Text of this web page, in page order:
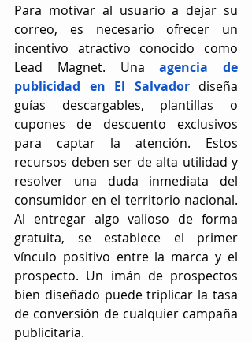
Para motivar al usuario a dejar su
correo, es necesario ofrecer un
incentivo atractivo conocido como
Lead Magnet. Una agencia de
publicidad en El Salvador diseña
guías descargables, plantillas o
cupones de descuento exclusivos
para captar la atención. Estos
recursos deben ser de alta utilidad y
resolver una duda inmediata del
consumidor en el territorio nacional.
Al entregar algo valioso de forma
gratuita, se establece el primer
vínculo positivo entre la marca y el
prospecto. Un imán de prospectos
bien diseñado puede triplicar la tasa
de conversión de cualquier campaña
publicitaria.